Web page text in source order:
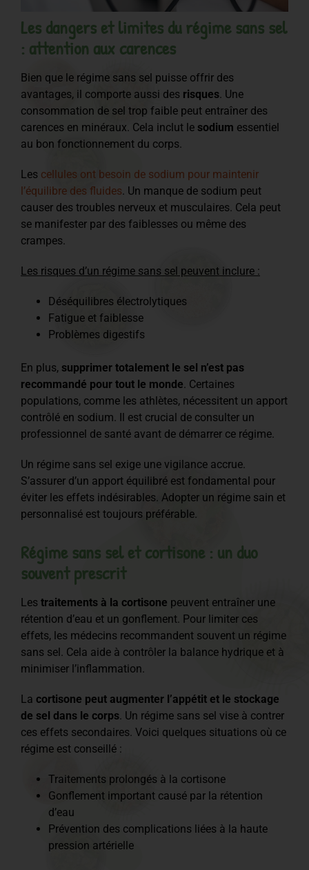
Les dangers et limites du régime sans sel
: attention aux carences
Bien que le régime sans sel puisse offrir des
avantages, il comporte aussi des risques. Une
consommation de sel trop faible peut entraîner des
carences en minéraux. Cela inclut le sodium essentiel
au bon fonctionnement du corps.
Les cellules ont besoin de sodium pour maintenir
l’équilibre des fluides. Un manque de sodium peut
causer des troubles nerveux et musculaires. Cela peut
se manifester par des faiblesses ou même des
crampes.
Les risques d’un régime sans sel peuvent inclure :
Déséquilibres électrolytiques
Fatigue et faiblesse
Problèmes digestifs
En plus, supprimer totalement le sel n’est pas
recommandé pour tout le monde. Certaines
populations, comme les athlètes, nécessitent un apport
contrôlé en sodium. Il est crucial de consulter un
professionnel de santé avant de démarrer ce régime.
Un régime sans sel exige une vigilance accrue.
S’assurer d’un apport équilibré est fondamental pour
éviter les effets indésirables. Adopter un régime sain et
personnalisé est toujours préférable.
Régime sans sel et cortisone : un duo
souvent prescrit
Les traitements à la cortisone peuvent entraîner une
rétention d’eau et un gonflement. Pour limiter ces
effets, les médecins recommandent souvent un régime
sans sel. Cela aide à contrôler la balance hydrique et à
minimiser l’inflammation.
La cortisone peut augmenter l’appétit et le stockage
de sel dans le corps. Un régime sans sel vise à contrer
ces effets secondaires. Voici quelques situations où ce
régime est conseillé :
Traitements prolongés à la cortisone
Gonflement important causé par la rétention
d’eau
Prévention des complications liées à la haute
pression artérielle